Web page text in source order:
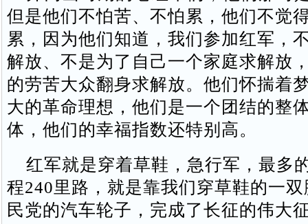
但是他们不怕苦、不怕累，他们不觉
累，因为他们知道，我们参加红军，
解放、不是为了自己一个家庭求解放
的劳苦大众翻身求解放。他们怀揣着
大的革命理想，他们是一个团结的整
体，他们的幸福指数还特别高。
红军就是穿着草鞋，急行军，最多
程240里路，就是靠我们穿草鞋的一
民党的汽车轮子，完成了长征的伟大